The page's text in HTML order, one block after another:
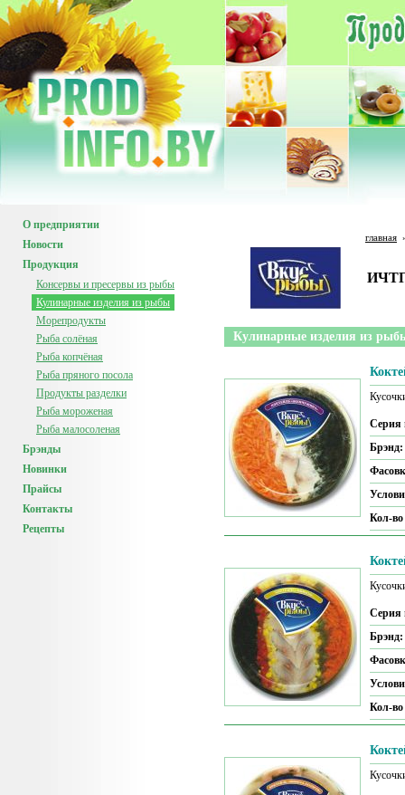
О предприятии
Новости
Продукция
Консервы и пресервы из рыбы
Кулинарные изделия из рыбы
Морепродукты
Рыба солёная
Рыба копчёная
Рыба пряного посола
Продукты разделки
Рыба мороженая
Рыба малосоленая
Брэнды
Новинки
Прайсы
Контакты
Рецепты
главная
Кулинарные изделия из
Серия
Брэнд:
Кол-во
Серия
Брэнд:
Кол-во